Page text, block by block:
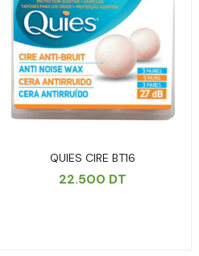
QUIES CIRE BT16
22.500 DT